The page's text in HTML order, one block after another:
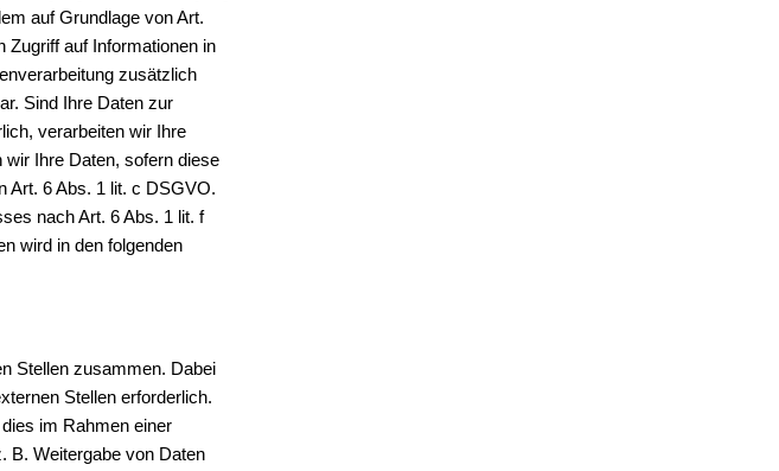
auf Grundlage von Art.
Zugriff auf Informationen in
zusätzlich
Sind Ihre Daten zur
verarbeiten wir Ihre
Ihre Daten, sofern diese
Art. 6 Abs. 1 lit. c DSGVO.
nach Art. 6 Abs. 1 lit. f
wird in den folgenden
Stellen zusammen. Dabei
Stellen erforderlich.
im Rahmen einer
B. Weitergabe von Daten